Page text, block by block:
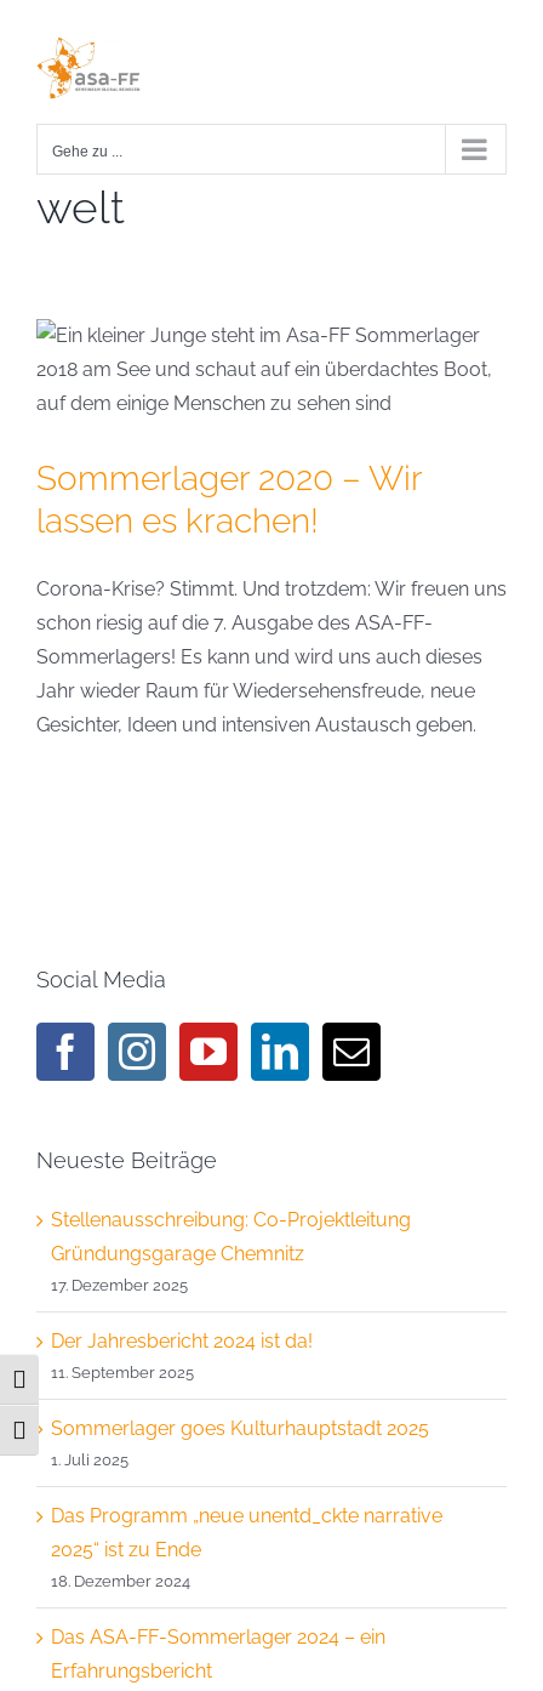
Umschalten auf hohe Kontraste
Schrift vergrößern
springen
Gehe zu ...
welt
Sommerlager 2020 – Wir
lassen es krachen!
Corona-Krise? Stimmt. Und trotzdem: Wir freuen uns
schon riesig auf die 7. Ausgabe des ASA-FF-
Sommerlagers! Es kann und wird uns auch dieses
Jahr wieder Raum für Wiedersehensfreude, neue
Gesichter, Ideen und intensiven Austausch geben.
Social Media
Neueste Beiträge
Stellenausschreibung: Co-Projektleitung
Gründungsgarage Chemnitz
17. Dezember 2025
Der Jahresbericht 2024 ist da!
11. September 2025
Sommerlager goes Kulturhauptstadt 2025
1. Juli 2025
Das Programm „neue unentd_ckte narrative
2025“ ist zu Ende
18. Dezember 2024
Das ASA-FF-Sommerlager 2024 – ein
Erfahrungsbericht